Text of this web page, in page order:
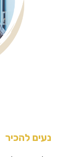
נעים להכיר